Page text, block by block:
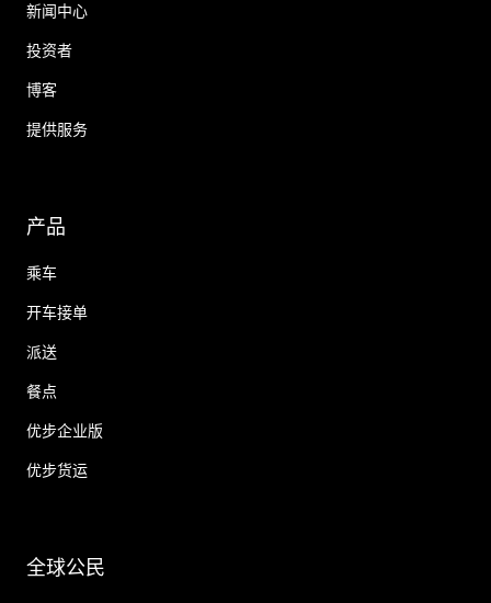
新闻中心
投资者
博客
提供服务
产品
乘车
开车接单
派送
餐点
优步企业版
优步货运
全球公民